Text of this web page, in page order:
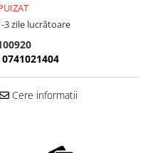
3 zile lucrătoare
0741021404
Cere informatii